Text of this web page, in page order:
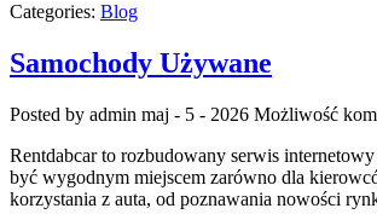
Categories: Blog
Samochody Używane
Posted by admin maj - 5 - 2026 Możliwość
Rentdabcar to rozbudowany serwis
być wygodnym miejscem zarówno dla
korzystania z auta, od poznawania nowości